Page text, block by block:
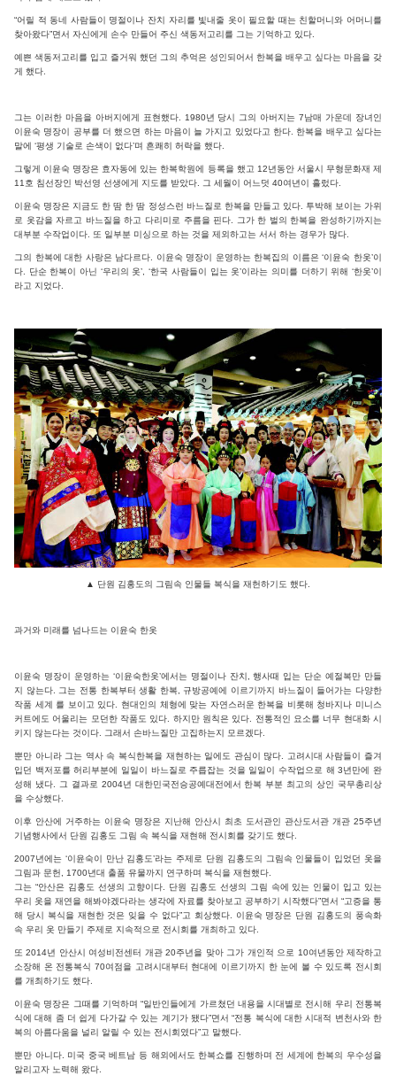
“어릴 적 동네 사람들이 명절이나 잔치 자리를 빛내줄 옷이 필요할 때는 친할머니와 어머니를
찾아왔다”면서 자신에게 손수 만들어 주신 색동저고리를 그는 기억하고 있다.
예쁜 색동저고리를 입고 즐거워 했던 그의 추억은 성인되어서 한복을 배우고 싶다는 마음을 갖
게 했다.
그는 이러한 마음을 아버지에게 표현했다. 1980년 당시 그의 아버지는 7남매 가운데 장녀인
이윤숙 명장이 공부를 더 했으면 하는 마음이 늘 가지고 있었다고 한다. 한복을 배우고 싶다는
말에 ‘평생 기술로 손색이 없다’며 흔쾌히 허락을 했다.
그렇게 이윤숙 명장은 효자동에 있는 한복학원에 등록을 했고 12년동안 서울시 무형문화재 제
11호 침선장인 박선영 선생에게 지도를 받았다. 그 세월이 어느덧 40여년이 흘렀다.
이윤숙 명장은 지금도 한 땀 한 땀 정성스런 바느질로 한복을 만들고 있다. 투박해 보이는 가위
로 옷감을 자르고 바느질을 하고 다리미로 주름을 핀다. 그가 한 벌의 한복을 완성하기까지는
대부분 수작업이다. 또 일부분 미싱으로 하는 것을 제외하고는 서서 하는 경우가 많다.
그의 한복에 대한 사랑은 남다르다. 이윤숙 명장이 운영하는 한복집의 이름은 ‘이윤숙 한옷’이
다. 단순 한복이 아닌 ‘우리의 옷’, ‘한국 사람들이 입는 옷’이라는 의미를 더하기 위해 ‘한옷’이
라고 지었다.
▲ 단원 김홍도의 그림속 인물들 복식을 재헌하기도 했다.
과거와 미래를 넘나드는 이윤숙 한옷
이윤숙 명장이 운영하는 ‘이윤숙한옷’에서는 명절이나 잔치, 행사때 입는 단순 예절복만 만들
지 않는다. 그는 전통 한복부터 생활 한복, 규방공예에 이르기까지 바느질이 들어가는 다양한
작품 세계 를 보이고 있다. 현대인의 체형에 맞는 자연스러운 한복을 비롯해 청바지나 미니스
커트에도 어울리는 모던한 작품도 있다. 하지만 원칙은 있다. 전통적인 요소를 너무 현대화 시
키지 않는다는 것이다. 그래서 손바느질만 고집하는지 모르겠다.
뿐만 아니라 그는 역사 속 복식한복을 재현하는 일에도 관심이 많다. 고려시대 사람들이 즐겨
입던 백저포를 허리부분에 일일이 바느질로 주릅잡는 것을 일일이 수작업으로 해 3년만에 완
성해 냈다. 그 결과로 2004년 대한민국전승공예대전에서 한복 부분 최고의 상인 국무총리상
을 수상했다.
이후 안산에 거주하는 이윤숙 명장은 지난해 안산시 최초 도서관인 관산도서관 개관 25주년
기념행사에서 단원 김홍도 그림 속 복식을 재현해 전시회를 갖기도 했다.
2007년에는 ‘이윤숙이 만난 김홍도’라는 주제로 단원 김홍도의 그림속 인물들이 입었던 옷을
그림과 문헌, 1700년대 출품 유물까지 연구하며 복식을 재현했다.
그는 “안산은 김홍도 선생의 고향이다. 단원 김홍도 선생의 그림 속에 있는 인물이 입고 있는
우리 옷을 재연을 해봐야겠다라는 생각에 자료를 찾아보고 공부하기 시작했다”면서 “고증을 통
해 당시 복식을 재현한 것은 잊을 수 없다”고 회상했다. 이윤숙 명장은 단원 김홍도의 풍속화
속 우리 옷 만들기 주제로 지속적으로 전시회를 개최하고 있다.
또 2014년 안산시 여성비전센터 개관 20주년을 맞아 그가 개인적 으로 10여년동안 제작하고
소장해 온 전통복식 70여점을 고려시대부터 현대에 이르기까지 한 눈에 볼 수 있도록 전시회
를 개최하기도 했다.
이윤숙 명장은 그때를 기억하며 “일반인들에게 가르쳤던 내용을 시대별로 전시해 우리 전통복
식에 대해 좀 더 쉽게 다가갈 수 있는 계기가 됐다”면서 “전통 복식에 대한 시대적 변천사와 한
복의 아름다움을 널리 알릴 수 있는 전시회였다”고 말했다.
뿐만 아니다. 미국 중국 베트남 등 해외에서도 한복쇼를 진행하며 전 세계에 한복의 우수성을
알리고자 노력해 왔다.